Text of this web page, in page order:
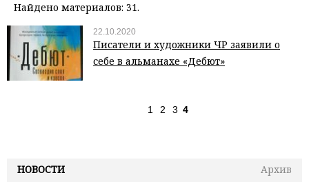
НОВОСТИ
Архив
Найдено материалов: 31.
22.10.2020
Писатели и художники ЧР заявили о
себе в альманахе «Дебют»
1 2 3 4